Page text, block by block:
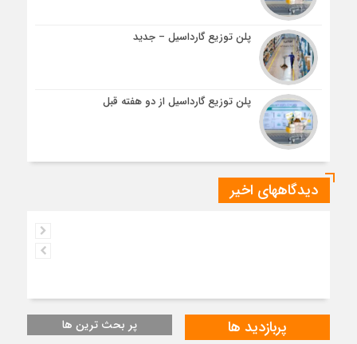
پلن توزیع گارداسیل – جدید
پلن توزیع گارداسیل از دو هفته قبل
دیدگاههای اخیر
پربازدید ها پر بحث ترین ها